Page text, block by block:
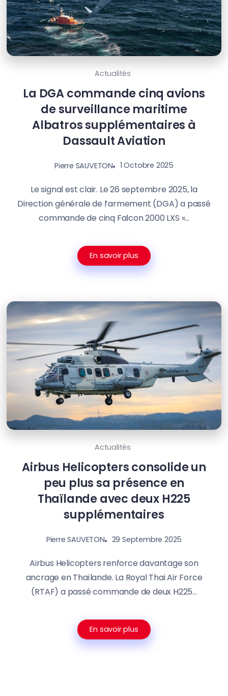
Actualités
La DGA commande cinq avions
de surveillance maritime
Albatros supplémentaires à
Dassault Aviation
Pierre SAUVETON 1 Octobre 2025
Le signal est clair. Le 26 septembre 2025, la
Direction générale de l’armement (DGA) a passé
commande de cinq Falcon 2000 LXS «...
En savoir plus
Actualités
Airbus Helicopters consolide un
peu plus sa présence en
Thaïlande avec deux H225
supplémentaires
Pierre SAUVETON 29 Septembre 2025
Airbus Helicopters renforce davantage son
ancrage en Thaïlande. La Royal Thai Air Force
(RTAF) a passé commande de deux H225...
En savoir plus